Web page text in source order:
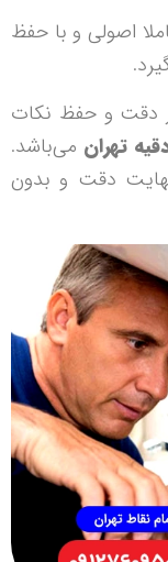
اصولی و با حفظ
دقت و حفظ نکات
تهران می‌باشد.
نهایت دقت و بدون